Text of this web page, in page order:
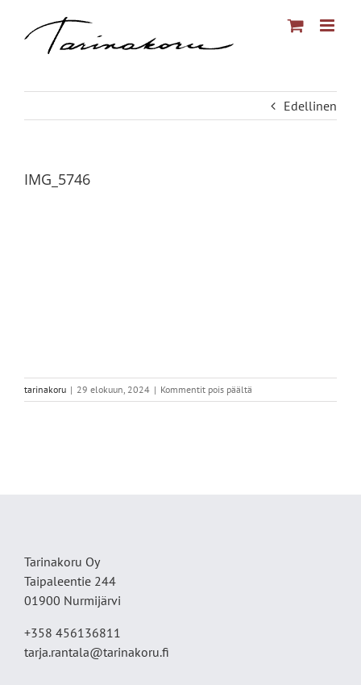
Edellinen
IMG_5746
tarinakoru | 29 elokuun, 2024 | Kommentit pois päältä
IMG_5746
Tarinakoru Oy
Taipaleentie 244
01900 Nurmijärvi
+358 456136811
tarja.rantala@tarinakoru.fi